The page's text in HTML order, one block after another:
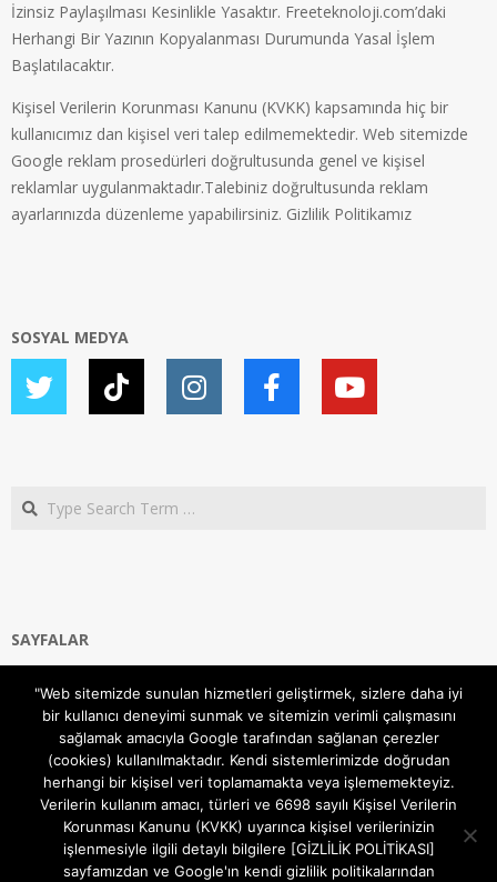
İzinsiz Paylaşılması Kesinlikle Yasaktır. Freeteknoloji.com’daki
Herhangi Bir Yazının Kopyalanması Durumunda Yasal İşlem
Başlatılacaktır.
Kişisel Verilerin Korunması Kanunu (KVKK) kapsamında hiç bir
kullanıcımız dan kişisel veri talep edilmemektedir. Web sitemizde
Google reklam prosedürleri doğrultusunda genel ve kişisel
reklamlar uygulanmaktadır.Talebiniz doğrultusunda reklam
ayarlarınızda düzenleme yapabilirsiniz. Gizlilik Politikamız
SOSYAL MEDYA
Search
SAYFALAR
Gizlilik ve Çerezler (Cookies) Politikası
Hakkımızda
İletişim Kanalları
MODEM KURULUM
TEKNİK DESTEK
TELEVİZYON SİSTEMLERİ
"Web sitemizde sunulan hizmetleri geliştirmek, sizlere daha iyi
bir kullanıcı deneyimi sunmak ve sitemizin verimli çalışmasını
sağlamak amacıyla Google tarafından sağlanan çerezler
(cookies) kullanılmaktadır. Kendi sistemlerimizde doğrudan
herhangi bir kişisel veri toplamamakta veya işlememekteyiz.
Verilerin kullanım amacı, türleri ve 6698 sayılı Kişisel Verilerin
Korunması Kanunu (KVKK) uyarınca kişisel verilerinizin
işlenmesiyle ilgili detaylı bilgilere [GİZLİLİK POLİTİKASI]
sayfamızdan ve Google'ın kendi gizlilik politikalarından